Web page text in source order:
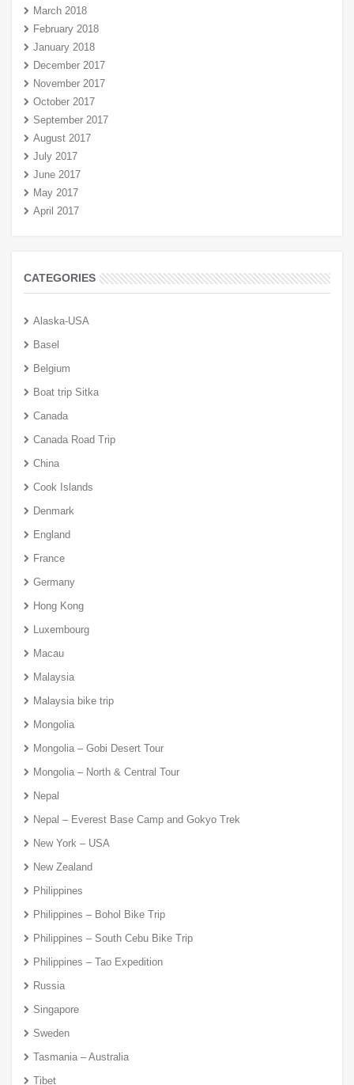
March 2018
February 2018
January 2018
December 2017
November 2017
October 2017
September 2017
August 2017
July 2017
June 2017
May 2017
April 2017
CATEGORIES
Alaska-USA
Basel
Belgium
Boat trip Sitka
Canada
Canada Road Trip
China
Cook Islands
Denmark
England
France
Germany
Hong Kong
Luxembourg
Macau
Malaysia
Malaysia bike trip
Mongolia
Mongolia – Gobi Desert Tour
Mongolia – North & Central Tour
Nepal
Nepal – Everest Base Camp and Gokyo Trek
New York – USA
New Zealand
Philippines
Philippines – Bohol Bike Trip
Philippines – South Cebu Bike Trip
Philippines – Tao Expedition
Russia
Singapore
Sweden
Tasmania – Australia
Tibet